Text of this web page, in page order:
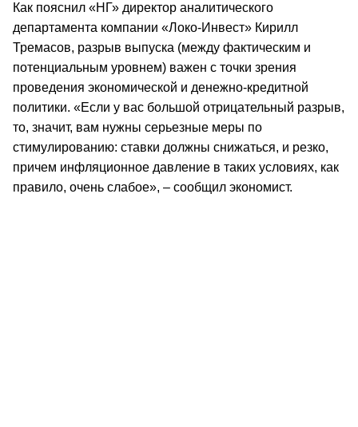
Как пояснил «НГ» директор аналитического
департамента компании «Локо-Инвест» Кирилл
Тремасов, разрыв выпуска (между фактическим и
потенциальным уровнем) важен с точки зрения
проведения экономической и денежно-кредитной
политики. «Если у вас большой отрицательный разрыв,
то, значит, вам нужны серьезные меры по
стимулированию: ставки должны снижаться, и резко,
причем инфляционное давление в таких условиях, как
правило, очень слабое», – сообщил экономист.